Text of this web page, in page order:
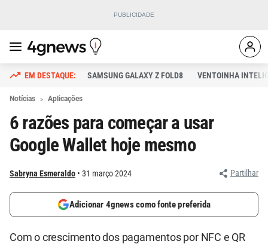
SAMSUNG GALAXY Z FOLD8 VENTOINHA
Notícias Aplicações
6 razões para começar a usar
Google Wallet hoje mesmo
Sabryna Esmeraldo 31 março 2024 Partilhar
Adicionar 4gnews como fonte preferida
Com o crescimento dos pagamentos por NFC e QR